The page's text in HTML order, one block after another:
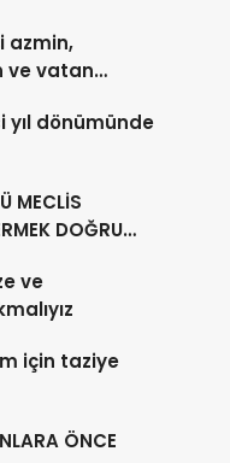
azmin,
ve vatan
yıl dönümünde
MECLİS
DOĞRU
ve
için taziye
ÖNCE